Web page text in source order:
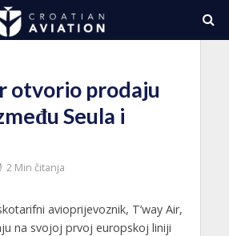
otvorio prodaju
Seula i
2 Min čitanja
avioprijevoznik, T’way Air,
na svojoj prvoj europskoj liniji